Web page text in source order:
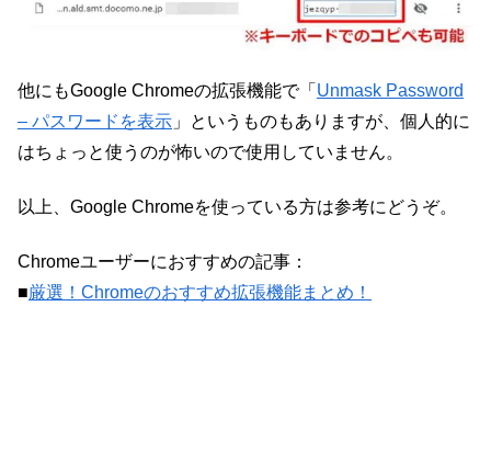
他にもGoogle Chromeの拡張機能で「 Unmask Password
– パスワードを表示 」というものもありますが、個人的に
はちょっと使うのが怖いので使用していません。
以上、Google Chromeを使っている方は参考にどうぞ。
Chromeユーザーにおすすめの記事：
■厳選！Chromeのおすすめ拡張機能まとめ！